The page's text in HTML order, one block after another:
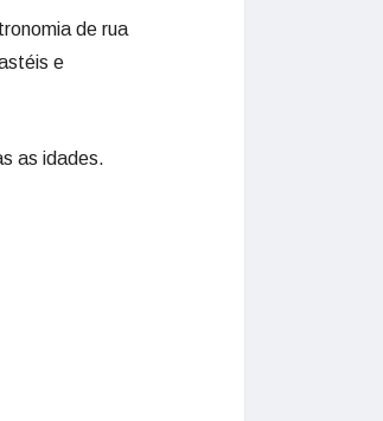
de rua
e
as idades.